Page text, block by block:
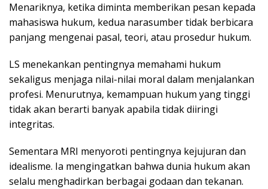
Menariknya, ketika diminta memberikan pesan kepada
mahasiswa hukum, kedua narasumber tidak berbicara
panjang mengenai pasal, teori, atau prosedur hukum.
LS menekankan pentingnya memahami hukum
sekaligus menjaga nilai-nilai moral dalam menjalankan
profesi. Menurutnya, kemampuan hukum yang tinggi
tidak akan berarti banyak apabila tidak diiringi
integritas.
Sementara MRI menyoroti pentingnya kejujuran dan
idealisme. Ia mengingatkan bahwa dunia hukum akan
selalu menghadirkan berbagai godaan dan tekanan.